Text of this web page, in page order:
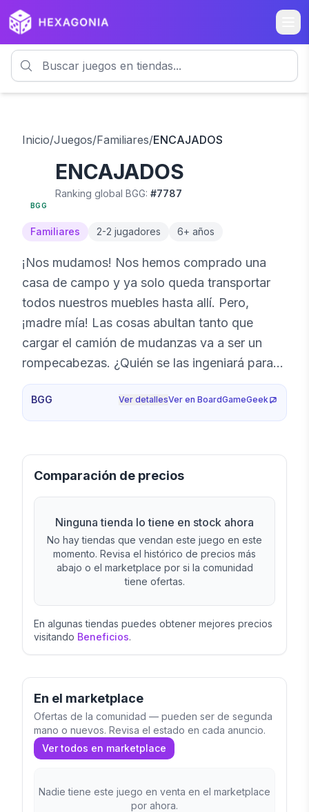
Inicio/Juegos/Familiares/ENCAJADOS
BGG
ENCAJADOS
Ranking global BGG: #7787
Familiares 2-2 jugadores 6+ años
¡Nos mudamos! Nos hemos comprado una
casa de campo y ya solo queda transportar
todos nuestros muebles hasta allí. Pero,
¡madre mía! Las cosas abultan tanto que
cargar el camión de mudanzas va a ser un
rompecabezas. ¿Quién se las ingeniará para
aprovechar mejor el espacio? Elige bien tus
muebles y dale al coco para encajarlos unos
encima de otros de la mejor manera posible.
camión hasta arriba!
BGG Ver detallesVer en BoardGameGeek
Comparación de precios
Ninguna tienda lo tiene en stock ahora
No hay tiendas que vendan este juego en este
momento. Revisa el histórico de precios más
abajo o el marketplace por si la comunidad
tiene ofertas.
En algunas tiendas puedes obtener mejores precios
visitando Beneficios.
En el marketplace
Ofertas de la comunidad — pueden ser de segunda
mano o nuevos. Revisa el estado en cada anuncio.
Ver todos en marketplace
Nadie tiene este juego en venta en el marketplace
por ahora.